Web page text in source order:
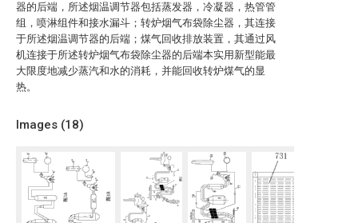
器的后端，所述烟温调节器包括蒸发器，冷凝器，热管管
组，喷淋组件和接水漏斗；转炉烟气布袋除尘器，其连接
于所述烟温调节器的后端；煤气回收排放装置，其通过风
机连接于所述转炉烟气布袋除尘器的后端本实用新型能最
大限度地减少蒸汽和水的消耗，并能回收转炉煤气的显
热。
Images (18)